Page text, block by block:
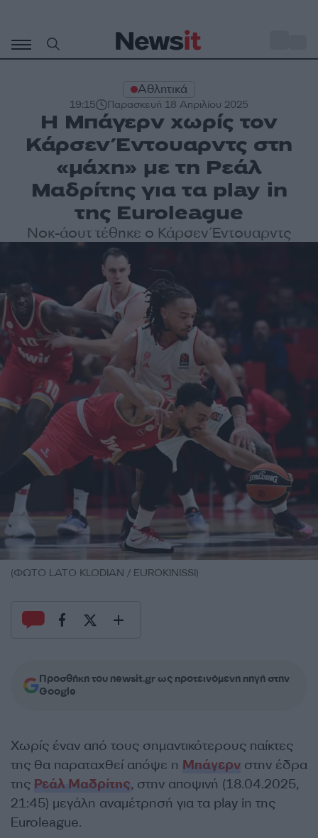
περιεχόμενο
Αθλητικά
19:15 Παρασκευή 18 Απριλίου 2025
Η Μπάγερν χωρίς τον
Κάρσεν Έντουαρντς στη
«μάχη» με τη Ρεάλ
Μαδρίτης για τα play in
της Euroleague
Νοκ-άουτ τέθηκε ο Κάρσεν Έντουαρντς
(ΦΩΤΟ LATO KLODIAN / EUROKINISSI)
Προσθήκη του newsit.gr ως προτεινόμενη πηγή στην
Google
Χωρίς έναν από τους σημαντικότερους παίκτες
της θα παραταχθεί απόψε η Μπάγερν στην έδρα
της Ρεάλ Μαδρίτης, στην αποψινή (18.04.2025,
21:45) μεγάλη αναμέτρησή για τα play in της
Euroleague.